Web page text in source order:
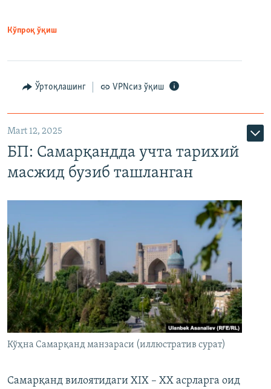
Кўпроқ ўқиш
Ўртоқлашинг VPNсиз ўқиш
Mart 12, 2025
БП: Самарқандда учта тарихий
масжид бузиб ташланган
Кўҳна Самарқанд манзараси (иллюстратив сурат)
Самарқанд вилоятидаги XIX – XX асрларга оид